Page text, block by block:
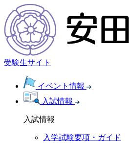
受験生サイト
イベント情報
入試情報
入試情報
入学試験要項・ガイド